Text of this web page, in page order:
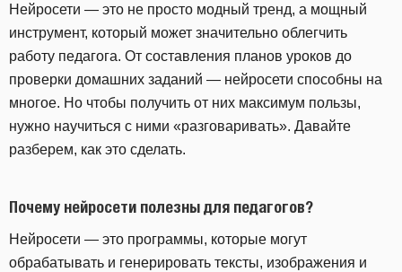
Нейросети — это не просто модный тренд, а мощный
инструмент, который может значительно облегчить
работу педагога. От составления планов уроков до
проверки домашних заданий — нейросети способны на
многое. Но чтобы получить от них максимум пользы,
нужно научиться с ними «разговаривать». Давайте
разберем, как это сделать.
Почему нейросети полезны для педагогов?
Нейросети — это программы, которые могут
обрабатывать и генерировать тексты, изображения и